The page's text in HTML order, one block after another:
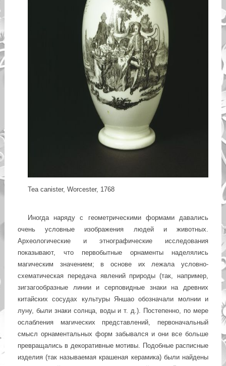
Tea canister, Worcester, 1768
Иногда наряду с геометрическими формами давались
очень условные изображения людей и животных.
Археологические и этнографические исследования
показывают, что первобытные орнаменты наделялись
магическим значением; в основе их лежала условно-
схематическая передача явлений природы (так, например,
зигзагообразные линии и серповидные знаки на древних
китайских сосудах культуры Яншао обозначали молнии и
луну, были знаки солнца, воды и т. д.). Постепенно, по мере
ослабления магических представлений, первоначальный
смысл орнаментальных форм забывался и они все больше
превращались в декоративные мотивы. Подобные расписные
изделия (так называемая крашеная керамика) были найдены